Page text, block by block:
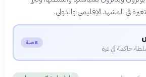
في المشهد الإقليمي والدولي.
حاكمة في غزة
8 صلة